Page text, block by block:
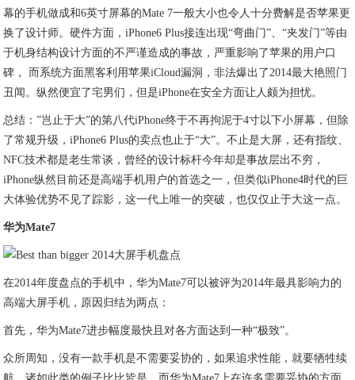
幕的手机做成和6英寸屏幕的Mate 7一般大小也令人十分费解是否苹果更
换了设计师。硬件方面，iPhone6 Plus接连出现“弯曲门”、“夹发门”等由
于机身结构设计方面的不严谨造成的事故，严重影响了苹果的用户口
碑， 而系统方面黑客利用苹果iCloud漏洞，非法爆出了2014最大艳照门
丑闻。纵然便宜了宅男们，但是iPhone在安全方面让人颇为担忧。
总结：”岂止于大”的第八代iPhone终于不再拘泥于4寸以下小屏幕，但除
了常规升级，iPhone6 Plus的卖点也止于“大”。不止是大屏，还有指纹、
NFC技术都是老生常谈，曾经的设计标杆今年却是事故层出不穷，
iPhone纵然目前还是高端手机用户的首选之一，但类似iPhone4时代的巨
大体验优势不见了踪影，这一代上唯一的突破，也仅仅止于大这一点。
华为Mate7
在2014年度盘点的手机中，华为Mate7可以被评为2014年最具影响力的
高端大屏手机，原因归结为两点：
首先，华为Mate7进步幅度最快且对各方面达到一种“极致”。
众所周知，没有一款手机是不需要妥协的，如果追求性能，就要牺牲续